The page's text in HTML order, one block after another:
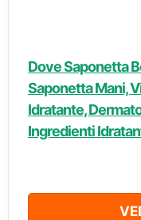
Dove Saponetta
Saponetta Mani,
Idratante,
Ingredienti